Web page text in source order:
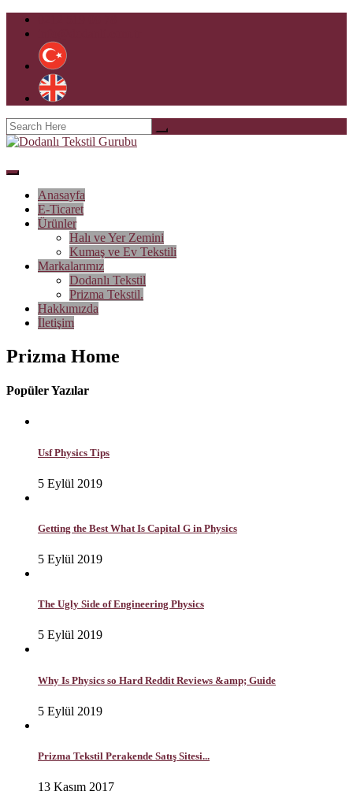
Anasayfa
E-Ticaret
Ürünler
Halı ve Yer Zemini
Kumaş ve Ev Tekstili
Markalarımız
Dodanlı Tekstil
Prizma Tekstil.
Hakkımızda
İletişim
Prizma Home
Popüler Yazılar
Usf Physics Tips
5 Eylül 2019
Getting the Best What Is Capital G in Physics
5 Eylül 2019
The Ugly Side of Engineering Physics
5 Eylül 2019
Why Is Physics so Hard Reddit Reviews &amp; Guide
5 Eylül 2019
Prizma Tekstil Perakende Satış Sitesi...
13 Kasım 2017